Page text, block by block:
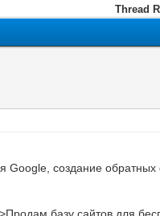
Thread
создание обратных